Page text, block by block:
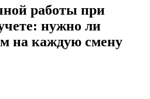
работы при
нужно ли
на каждую смену